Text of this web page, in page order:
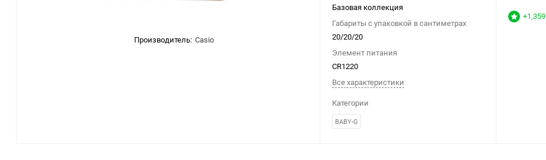
Производитель: Casio
Базовая коллекция
Габариты с упаковкой в сантиметрах
20/20/20
Элемент питания
CR1220
Все характеристики
Категории
BABY-G
+1,359